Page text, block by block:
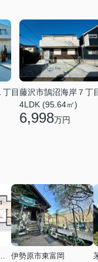
目藤沢市鵠沼海岸７丁
4LDK (95.64㎡)
6,998万円
が丘１丁目
伊勢原市東富岡